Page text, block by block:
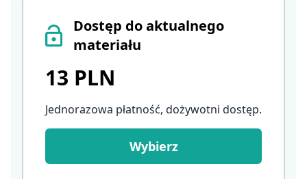
Dostęp do aktualnego
materiału
13 PLN
Jednorazowa płatność, dożywotni dostęp.
Wybierz